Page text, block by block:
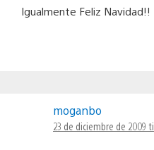
Igualmente Feliz Navidad!!
moganbo
23 de diciembre de 2009